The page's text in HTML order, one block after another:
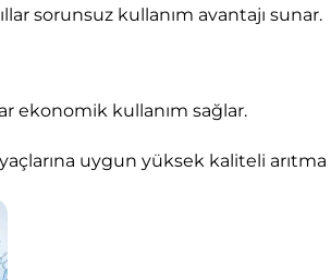
sorunsuz kullanım avantajı sunar.
ekonomik kullanım sağlar.
uygun yüksek kaliteli